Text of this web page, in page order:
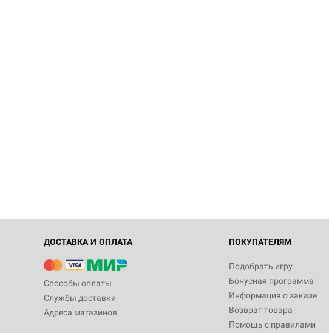
ДОСТАВКА И ОПЛАТА
Способы оплаты
Службы доставки
Адреса магазинов
ПОКУПАТЕЛЯМ
Подобрать игру
Бонусная программа
Информация о заказе
Возврат товара
Помощь с правилами